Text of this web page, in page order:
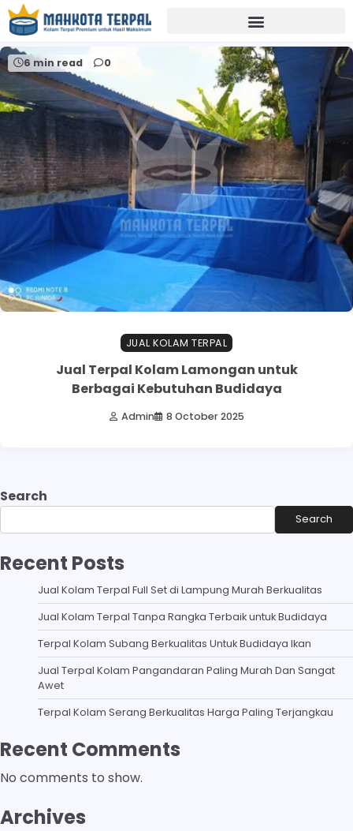
Home supplier terpal lamongan
6 min read 0
JUAL KOLAM TERPAL
Jual Terpal Kolam Lamongan untuk
Berbagai Kebutuhan Budidaya
Admin 8 October 2025
Search
Search
Recent Posts
Jual Kolam Terpal Full Set di Lampung Murah Berkualitas
Jual Kolam Terpal Tanpa Rangka Terbaik untuk Budidaya
Terpal Kolam Subang Berkualitas Untuk Budidaya Ikan
Jual Terpal Kolam Pangandaran Paling Murah Dan Sangat
Awet
Terpal Kolam Serang Berkualitas Harga Paling Terjangkau
Recent Comments
No comments to show.
Archives